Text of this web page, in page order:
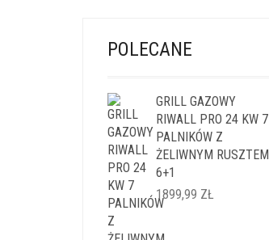
POLECANE
GRILL GAZOWY
RIWALL PRO 24 KW 7
PALNIKÓW Z
ŻELIWNYM RUSZTEM
6+1
1899,99 ZŁ